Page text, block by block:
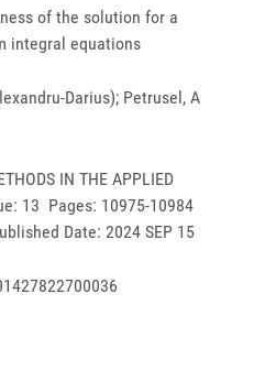
of the solution for a
integral equations
Darius); Petrusel, A
IN THE APPLIED
13 Pages: 10975-10984
Date: 2024 SEP 15